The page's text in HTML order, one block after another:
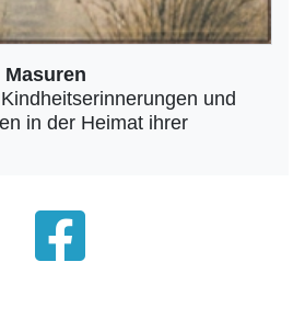
und
in der Heimat ihrer